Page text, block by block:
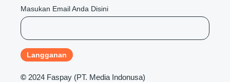
Masukan Email Anda Disini
© 2024 Faspay (PT. Media Indonusa)